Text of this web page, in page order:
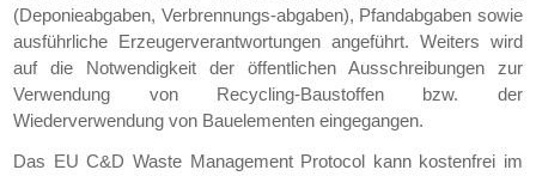
(Deponieabgaben, Verbrennungs-abgaben), Pfandabgaben sowie
ausführliche Erzeugerverantwortungen angeführt. Weiters wird
auf die Notwendigkeit der öffentlichen Ausschreibungen zur
Verwendung von Recycling-Baustoffen bzw. der
Wiederverwendung von Bauelementen eingegangen.
Das EU C&D Waste Management Protocol kann kostenfrei im